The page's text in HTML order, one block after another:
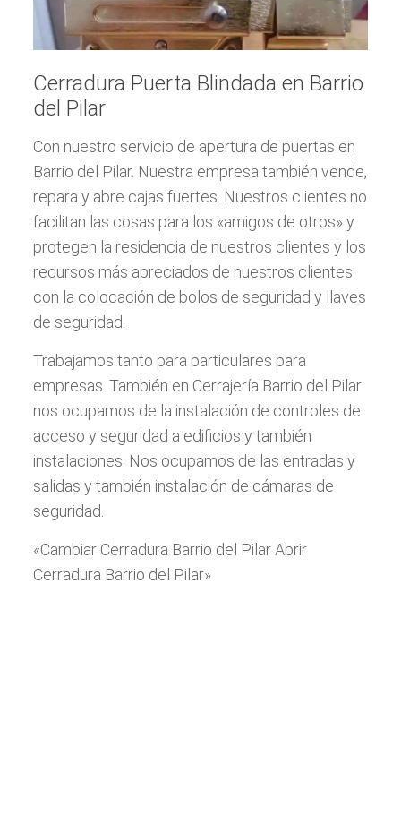
Cerradura Puerta Blindada en Barrio
del Pilar
Con nuestro servicio de apertura de puertas en
Barrio del Pilar. Nuestra empresa también vende,
repara y abre cajas fuertes. Nuestros clientes no
facilitan las cosas para los «amigos de otros» y
protegen la residencia de nuestros clientes y los
recursos más apreciados de nuestros clientes
con la colocación de bolos de seguridad y llaves
de seguridad.
Trabajamos tanto para particulares para
empresas. También en Cerrajería Barrio del Pilar
nos ocupamos de la instalación de controles de
acceso y seguridad a edificios y también
instalaciones. Nos ocupamos de las entradas y
salidas y también instalación de cámaras de
seguridad.
«Cambiar Cerradura Barrio del Pilar Abrir
Cerradura Barrio del Pilar»